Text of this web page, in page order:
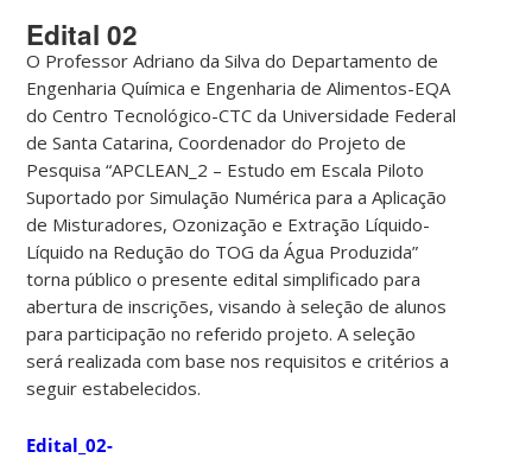
Edital 02
O Professor Adriano da Silva do Departamento de
Engenharia Química e Engenharia de Alimentos-EQA
do Centro Tecnológico-CTC da Universidade Federal
de Santa Catarina, Coordenador do Projeto de
Pesquisa “APCLEAN_2 – Estudo em Escala Piloto
Suportado por Simulação Numérica para a Aplicação
de Misturadores, Ozonização e Extração Líquido-
Líquido na Redução do TOG da Água Produzida”
torna público o presente edital simplificado para
abertura de inscrições, visando à seleção de alunos
para participação no referido projeto. A seleção
será realizada com base nos requisitos e critérios a
seguir estabelecidos.
Edital_02-